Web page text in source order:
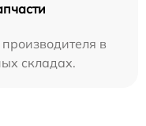
в
складах.